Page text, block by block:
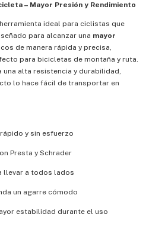
– Mayor Presión y Rendimiento
ideal para ciclistas que
para alcanzar una mayor
de manera rápida y precisa,
para bicicletas de montaña y ruta.
alta resistencia y durabilidad,
lo hace fácil de transportar en
y sin esfuerzo
Presta y Schrader
llevar a todos lados
un agarre cómodo
estabilidad durante el uso